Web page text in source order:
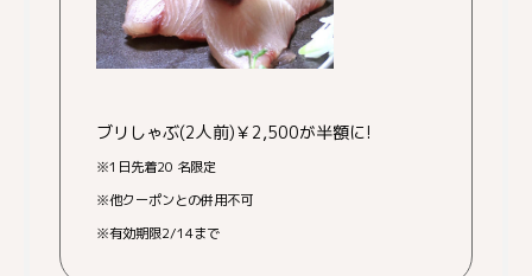
ブリしゃぶ(2人前)￥2,500が半額に!
※1日先着20 名限定
※他クーポンとの併用不可
※有効期限2/14まで